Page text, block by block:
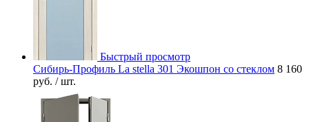
Быстрый просмотр
Сибирь-Профиль La stella 301 Экошпон со стеклом 8 160
руб. / шт.